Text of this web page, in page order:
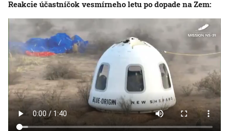
Reakcie účastníčok vesmírneho letu po dopade na Zem: